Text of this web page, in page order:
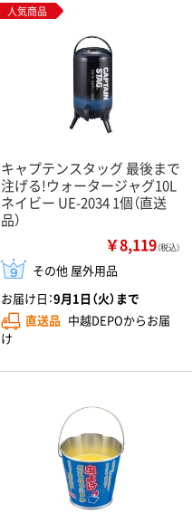
人気商品
キャプテンスタッグ 最後まで
注げる!ウォータージャグ10L
ネイビー UE-2034 1個（直送
品）
￥8,119（税込）
その他 屋外用品
お届け日：9月1日（火）まで
直送品 中越DEPOからお届
け